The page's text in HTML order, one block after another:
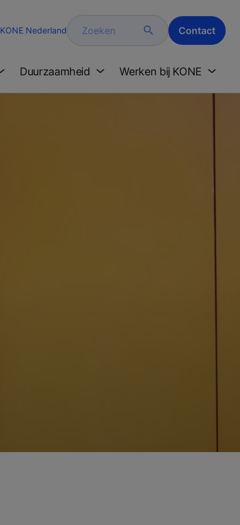
KONE Nederland Zoeken Contact
Duurzaamheid Werken bij KONE